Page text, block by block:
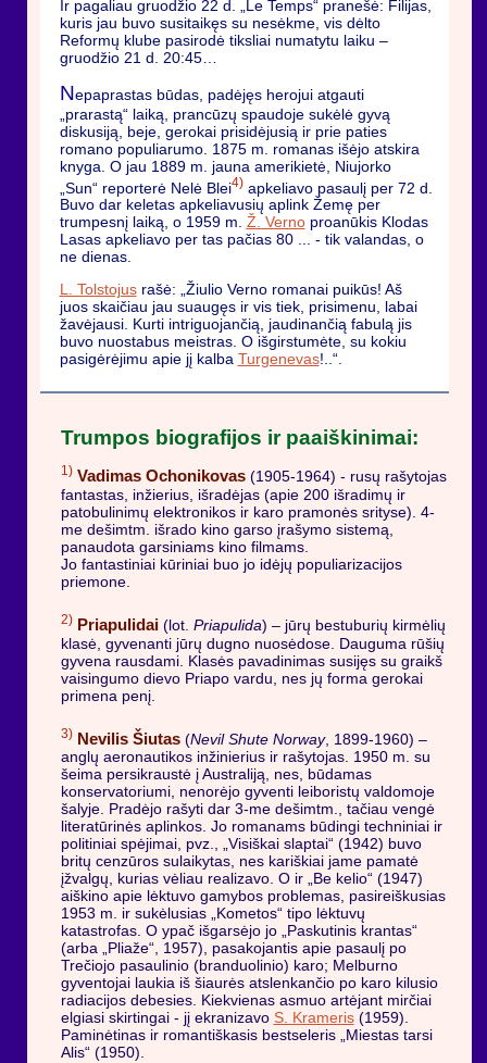
Ir pagaliau gruodžio 22 d. „Le Temps“ pranešė: Filijas,
kuris jau buvo susitaikęs su nesėkme, vis dėlto
Reformų klube pasirodė tiksliai numatytu laiku –
gruodžio 21 d. 20:45…
Nepaprastas būdas, padėjęs herojui atgauti
„prarastą“ laiką, prancūzų spaudoje sukėlė gyvą
diskusiją, beje, gerokai prisidėjusią ir prie paties
romano populiarumo. 1875 m. romanas išėjo atskira
knyga. O jau 1889 m. jauna amerikietė, Niujorko
„Sun“ reporterė Nelė Blei4)apkeliavo pasaulį per 72 d.
Buvo dar keletas apkeliavusių aplink Žemę per
trumpesnį laiką, o 1959 m. Ž. Vernoproanūkis Klodas
Lasas apkeliavo per tas pačias 80 ... - tik valandas, o
ne dienas.
L. Tolstojusrašė: „Žiulio Verno romanai puikūs! Aš
juos skaičiau jau suaugęs ir vis tiek, prisimenu, labai
žavėjausi. Kurti intriguojančią, jaudinančią fabulą jis
buvo nuostabus meistras. O išgirstumėte, su kokiu
pasigėrėjimu apie jį kalba Turgenevas!..“.
Trumpos biografijos ir paaiškinimai:
1) Vadimas Ochonikovas(1905-1964) - rusų rašytojas
fantastas, inžierius, išradėjas (apie 200 išradimų ir
patobulinimų elektronikos ir karo pramonės srityse). 4-
me dešimtm. išrado kino garso įrašymo sistemą,
panaudota garsiniams kino filmams.
Jo fantastiniai kūriniai buo jo idėjų populiarizacijos
priemone.
2) Priapulidai(lot. Priapulida) – jūrų bestuburių kirmėlių
klasė, gyvenanti jūrų dugno nuosėdose. Dauguma rūšių
gyvena rausdami. Klasės pavadinimas susijęs su graikš
vaisingumo dievo Priapo vardu, nes jų forma gerokai
primena penį.
3) Nevilis Šiutas(Nevil Shute Norway, 1899-1960) –
anglų aeronautikos inžinierius ir rašytojas. 1950 m. su
šeima persikraustė į Australiją, nes, būdamas
konservatoriumi, nenorėjo gyventi leiboristų valdomoje
šalyje. Pradėjo rašyti dar 3-me dešimtm., tačiau vengė
literatūrinės aplinkos. Jo romanams būdingi techniniai ir
politiniai spėjimai, pvz., „Visiškai slaptai“ (1942) buvo
britų cenzūros sulaikytas, nes kariškiai jame pamatė
įžvalgų, kurias vėliau realizavo. O ir „Be kelio“ (1947)
aiškino apie lėktuvo gamybos problemas, pasireiškusias
1953 m. ir sukėlusias „Kometos“ tipo lėktuvų
katastrofas. O ypač išgarsėjo jo „Paskutinis krantas“
(arba „Pliaže“, 1957), pasakojantis apie pasaulį po
Trečiojo pasaulinio (branduolinio) karo; Melburno
gyventojai laukia iš šiaurės atslenkančio po karo kilusio
radiacijos debesies. Kiekvienas asmuo artėjant mirčiai
elgiasi skirtingai - jį ekranizavo S. Krameris(1959).
Paminėtinas ir romantiškasis bestseleris „Miestas tarsi
Alis“ (1950).